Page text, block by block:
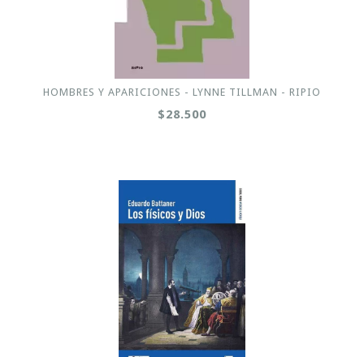
HOMBRES Y APARICIONES - LYNNE TILLMAN - RIPIO
$28.500